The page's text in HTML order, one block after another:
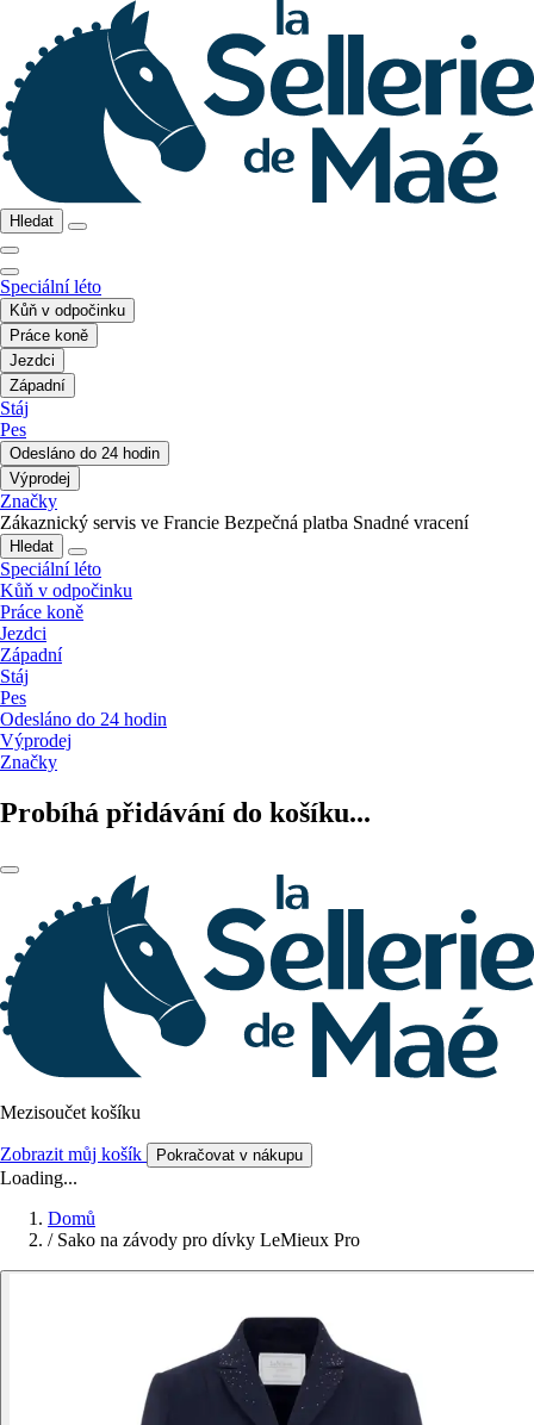
Hledat
Speciální léto
Kůň v odpočinku
Práce koně
Jezdci
Západní
Stáj
Pes
Odesláno do 24 hodin
Výprodej
Značky
Zákaznický servis ve Francie Bezpečná platba Snadné vracení
Hledat
Speciální léto
Kůň v odpočinku
Práce koně
Jezdci
Západní
Stáj
Pes
Odesláno do 24 hodin
Výprodej
Značky
Probíhá přidávání do košíku...
Mezisoučet košíku
Zobrazit můj košík Pokračovat v nákupu
Loading...
Domů
/ Sako na závody pro dívky LeMieux Pro